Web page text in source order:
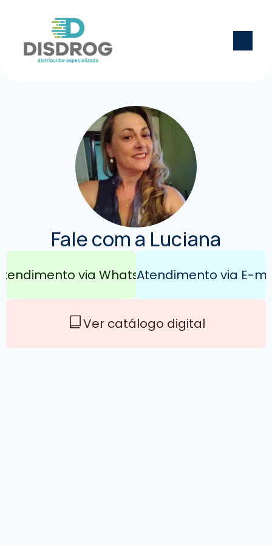
Fale com a Luciana
via WhatsAppAtendimento via E-
Ver catálogo digital